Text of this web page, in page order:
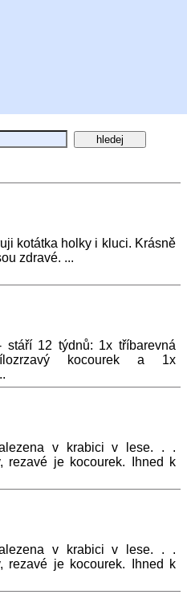
kotátka holky i kluci. Krásně
zdravé. ...
stáří 12 týdnů: 1x tříbarevná
kocourek a 1x
v krabici v lese. . .
rezavé je kocourek. Ihned k
v krabici v lese. . .
rezavé je kocourek. Ihned k